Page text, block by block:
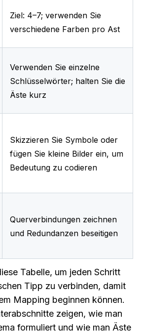
Ziel: 4–7; verwenden Sie
verschiedene Farben pro Ast
Verwenden Sie einzelne
Schlüsselwörter; halten Sie die
Äste kurz
Skizzieren Sie Symbole oder
fügen Sie kleine Bilder ein, um
Bedeutung zu codieren
Querverbindungen zeichnen
und Redundanzen beseitigen
Tabelle, um jeden Schritt
Tipp zu verbinden, damit
Mapping beginnen können.
zeigen, wie man
formuliert und wie man Äste